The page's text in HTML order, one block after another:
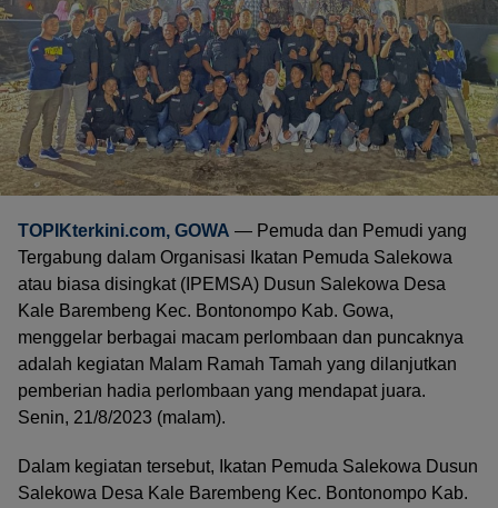
TOPIKterkini.com, GOWA — Pemuda dan Pemudi yang
Tergabung dalam Organisasi Ikatan Pemuda Salekowa
atau biasa disingkat (IPEMSA) Dusun Salekowa Desa
Kale Barembeng Kec. Bontonompo Kab. Gowa,
menggelar berbagai macam perlombaan dan puncaknya
adalah kegiatan Malam Ramah Tamah yang dilanjutkan
pemberian hadia perlombaan yang mendapat juara.
Senin, 21/8/2023 (malam).
Dalam kegiatan tersebut, Ikatan Pemuda Salekowa Dusun
Salekowa Desa Kale Barembeng Kec. Bontonompo Kab.